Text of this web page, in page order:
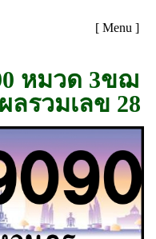
[ Menu ]
หมวด 3ขฌ
ลรวมเลข 28